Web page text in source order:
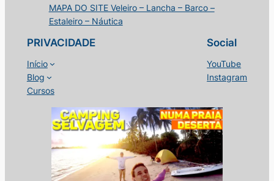
MAPA DO SITE Veleiro – Lancha – Barco –
Estaleiro – Náutica
PRIVACIDADE
Início
Blog
Cursos
Social
YouTube
Instagram